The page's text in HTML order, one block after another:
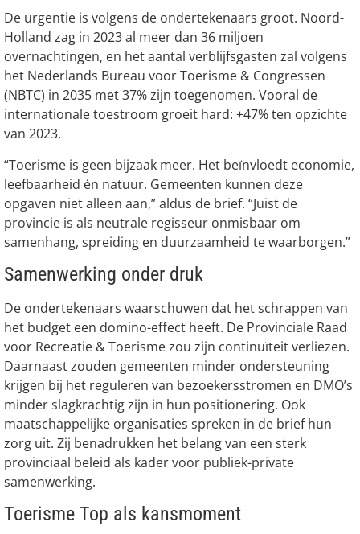
De urgentie is volgens de ondertekenaars groot. Noord-
Holland zag in 2023 al meer dan 36 miljoen
overnachtingen, en het aantal verblijfsgasten zal volgens
het Nederlands Bureau voor Toerisme & Congressen
(NBTC) in 2035 met 37% zijn toegenomen. Vooral de
internationale toestroom groeit hard: +47% ten opzichte
van 2023.
“Toerisme is geen bijzaak meer. Het beïnvloedt economie,
leefbaarheid én natuur. Gemeenten kunnen deze
opgaven niet alleen aan,” aldus de brief. “Juist de
provincie is als neutrale regisseur onmisbaar om
samenhang, spreiding en duurzaamheid te waarborgen.”
Samenwerking onder druk
De ondertekenaars waarschuwen dat het schrappen van
het budget een domino-effect heeft. De Provinciale Raad
voor Recreatie & Toerisme zou zijn continuïteit verliezen.
Daarnaast zouden gemeenten minder ondersteuning
krijgen bij het reguleren van bezoekersstromen en DMO’s
minder slagkrachtig zijn in hun positionering. Ook
maatschappelijke organisaties spreken in de brief hun
zorg uit. Zij benadrukken het belang van een sterk
provinciaal beleid als kader voor publiek-private
samenwerking.
Toerisme Top als kansmoment